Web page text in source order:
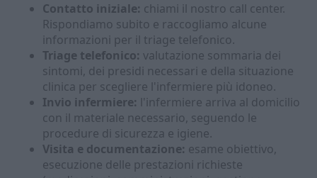
Contatto iniziale: chiami il nostro call center.
Rispondiamo subito e raccogliamo alcune
informazioni per il triage telefonico.
Triage telefonico: valutazione sommaria dei
sintomi, dei presidi necessari e della situazione
clinica per scegliere l'infermiere più idoneo.
Invio infermiere: l'infermiere arriva al domicilio
con il materiale necessario, seguendo le
procedure di sicurezza e igiene.
Visita e documentazione: esame obiettivo,
esecuzione delle prestazioni richieste